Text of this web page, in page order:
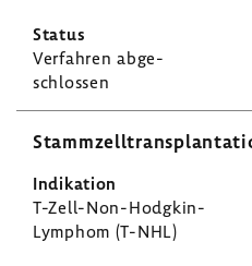
Verfahren abge­
schlossen
T-​Zell-Non-Hodgkin-
Lymphom (T-NHL)